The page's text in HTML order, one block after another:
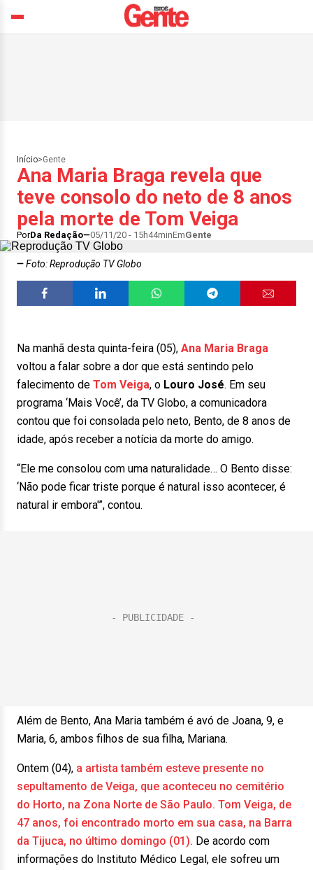
Início>Gente
Ana Maria Braga revela que
teve consolo do neto de 8 anos
pela morte de Tom Veiga
PorDa Redação 05/11/20 - 15h44minEmGente
Foto: Reprodução TV Globo
Na manhã desta quinta-feira (05), Ana Maria Braga
voltou a falar sobre a dor que está sentindo pelo
falecimento de Tom Veiga, o Louro José. Em seu
programa ‘Mais Você’, da TV Globo, a comunicadora
contou que foi consolada pelo neto, Bento, de 8 anos de
idade, após receber a notícia da morte do amigo.
“Ele me consolou com uma naturalidade… O Bento disse:
‘Não pode ficar triste porque é natural isso acontecer, é
natural ir embora'”, contou.
Além de Bento, Ana Maria também é avó de Joana, 9, e
Maria, 6, ambos filhos de sua filha, Mariana.
Ontem (04), a artista também esteve presente no
sepultamento de Veiga, que aconteceu no cemitério
do Horto, na Zona Norte de São Paulo. Tom Veiga, de
47 anos, foi encontrado morto em sua casa, na Barra
da Tijuca, no último domingo (01). De acordo com
informações do Instituto Médico Legal, ele sofreu um